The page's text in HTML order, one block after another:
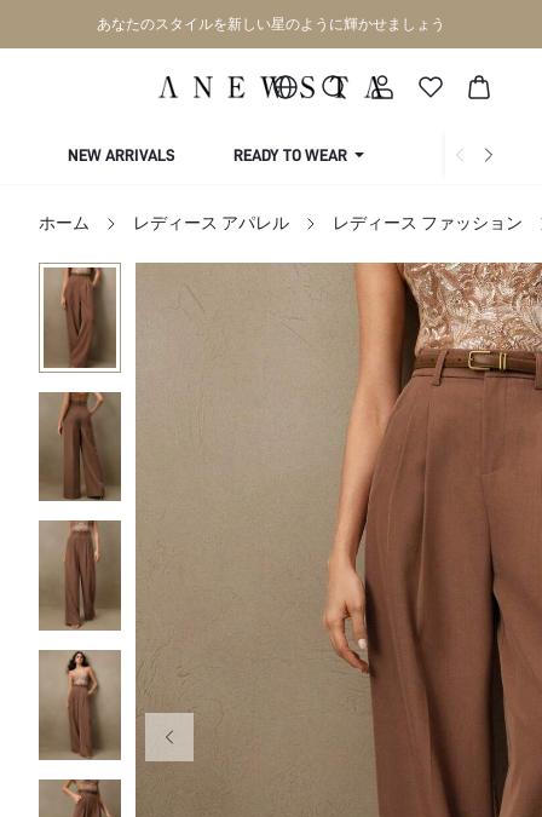
あなたのスタイルを新しい星のように輝かせましょう
NEW ARRIVALS READY TO WEAR COLLECTIONS
ホーム レディース アパレル レディース ファッション